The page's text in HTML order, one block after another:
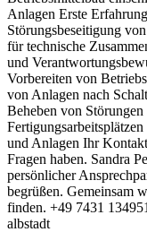
Anlagen Erste
Störungsbeseitigung
für technische
und
Vorbereiten von
von Anlagen nach
Beheben von
und Anlagen Ihr
Fragen haben. Sandra
persönlicher
begrüßen. Gemeinsam
finden. +49 7431
albstadt